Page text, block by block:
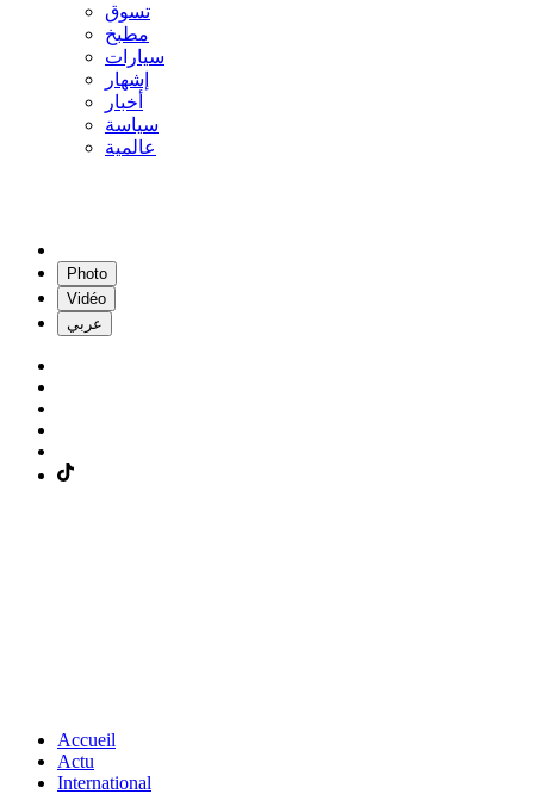
تسوق
مطبخ
سيارات
إشهار
أخبار
سياسة
عالمية
Photo
Vidéo
عربي
Accueil
Actu
International